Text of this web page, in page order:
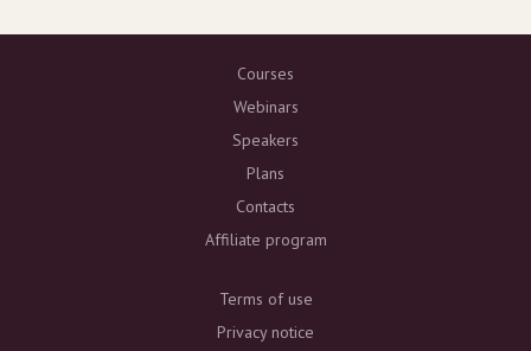
Courses
Webinars
Speakers
Plans
Contacts
Affiliate program
Terms of use
Privacy notice